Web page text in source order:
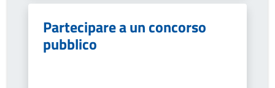
Partecipare a un concorso
pubblico